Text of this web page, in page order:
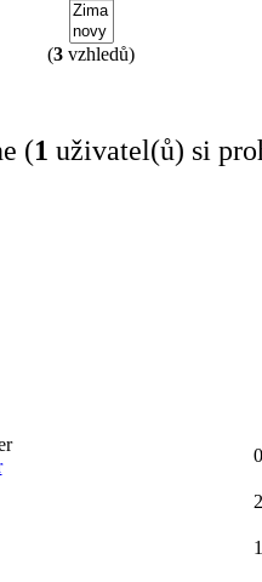
(3 vzhledů)
(1 uživatel(ů) si